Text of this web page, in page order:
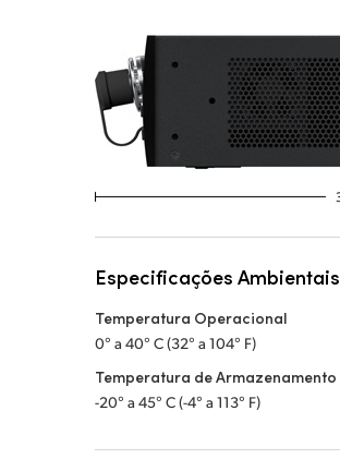
Especificações Ambientais
Temperatura Operacional
0° a 40° C (32° a 104° F)
Temperatura de Armazenamento
-20° a 45° C (-4° a 113° F)